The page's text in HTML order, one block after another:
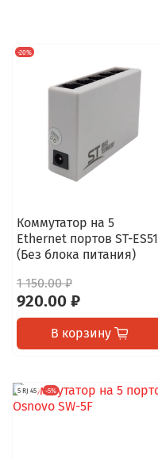
-20%
Коммутатор на 5
Ethernet портов ST-ES51
(Без блока питания)
1 150.00 ₽
920.00 ₽
В корзину
5 RJ 45 -5%